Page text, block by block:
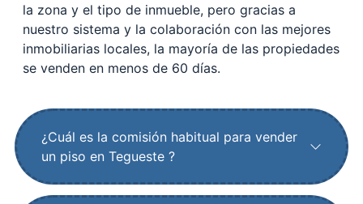
la zona y el tipo de inmueble, pero gracias a
nuestro sistema y la colaboración con las mejores
inmobiliarias locales, la mayoría de las propiedades
se venden en menos de 60 días.
¿Cuál es la comisión habitual para vender
un piso en Tegueste ?